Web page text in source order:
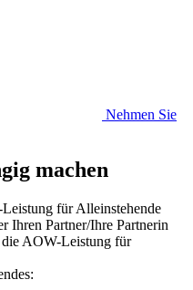
Nehmen Sie
machen
für Alleinstehende
Ihren Partner/Ihre Partnerin
AOW-Leistung für